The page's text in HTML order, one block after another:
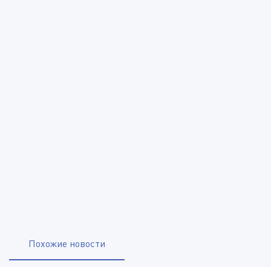
Похожие новости